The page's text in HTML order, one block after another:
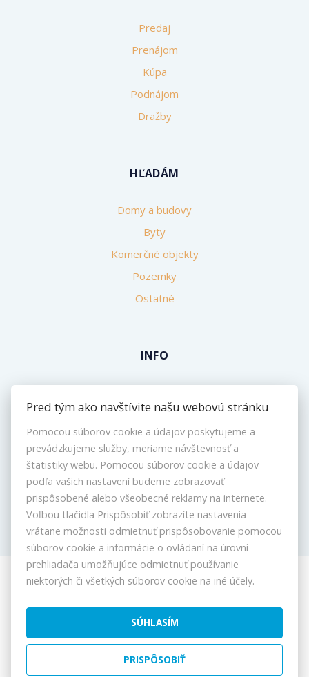
Predaj
Prenájom
Kúpa
Podnájom
Dražby
HĽADÁM
Domy a budovy
Byty
Komerčné objekty
Pozemky
Ostatné
INFO
Napíšte nám
Kontakt
Nastavenie cookies
© 2026 -
PANORAMA centrum, Moyzesova 4/B, Pezinok 902 01, Tel.: 0903
570428, 033 2400486, E-mail: reality@orinreal.com
Pred tým ako navštívite našu webovú stránku
Pomocou súborov cookie a údajov poskytujeme a
prevádzkujeme služby, meriame návštevnosť a
štatistiky webu. Pomocou súborov cookie a údajov
podľa vašich nastavení budeme zobrazovať
prispôsobené alebo všeobecné reklamy na internete.
Voľbou tlačidla Prispôsobiť zobrazíte nastavenia
vrátane možnosti odmietnuť prispôsobovanie pomocou
súborov cookie a informácie o ovládaní na úrovni
prehliadača umožňujúce odmietnuť používanie
niektorých či všetkých súborov cookie na iné účely.
SÚHLASÍM
PRISPÔSOBIŤ